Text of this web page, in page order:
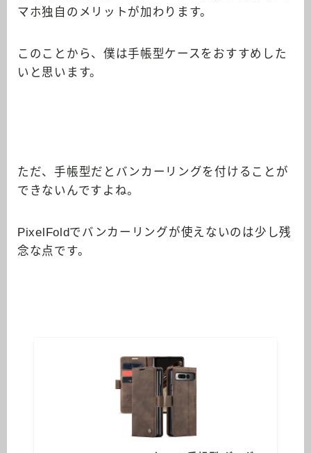
マホ独自のメリットが加わります。
このことから、僕は手帳型ケースをおすすめした
いと思います。
ただ、手帳型だとバンカーリングを付けることが
できないんですよね。
PixelFoldでバンカーリングが使えないのは少し残
念な点です。